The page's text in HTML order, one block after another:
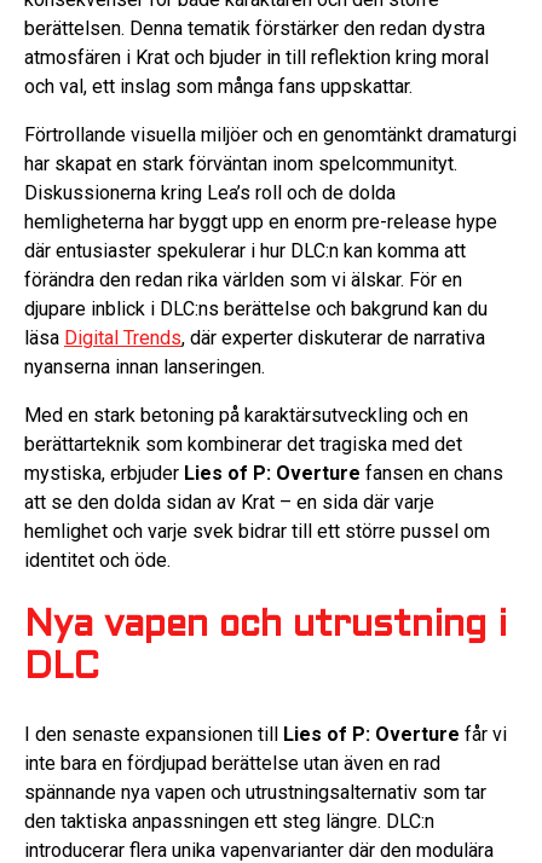
berättelsen. Denna tematik förstärker den redan dystra
atmosfären i Krat och bjuder in till reflektion kring moral
och val, ett inslag som många fans uppskattar.
Förtrollande visuella miljöer och en genomtänkt dramaturgi
har skapat en stark förväntan inom spelcommunityt.
Diskussionerna kring Lea’s roll och de dolda
hemligheterna har byggt upp en enorm pre-release hype
där entusiaster spekulerar i hur DLC:n kan komma att
förändra den redan rika världen som vi älskar. För en
djupare inblick i DLC:ns berättelse och bakgrund kan du
läsa Digital Trends, där experter diskuterar de narrativa
nyanserna innan lanseringen.
Med en stark betoning på karaktärsutveckling och en
berättarteknik som kombinerar det tragiska med det
mystiska, erbjuder Lies of P: Overture fansen en chans
att se den dolda sidan av Krat – en sida där varje
hemlighet och varje svek bidrar till ett större pussel om
identitet och öde.
Nya vapen och utrustning i
DLC
I den senaste expansionen till Lies of P: Overture får vi
inte bara en fördjupad berättelse utan även en rad
spännande nya vapen och utrustningsalternativ som tar
den taktiska anpassningen ett steg längre. DLC:n
introducerar flera unika vapenvarianter där den modulära